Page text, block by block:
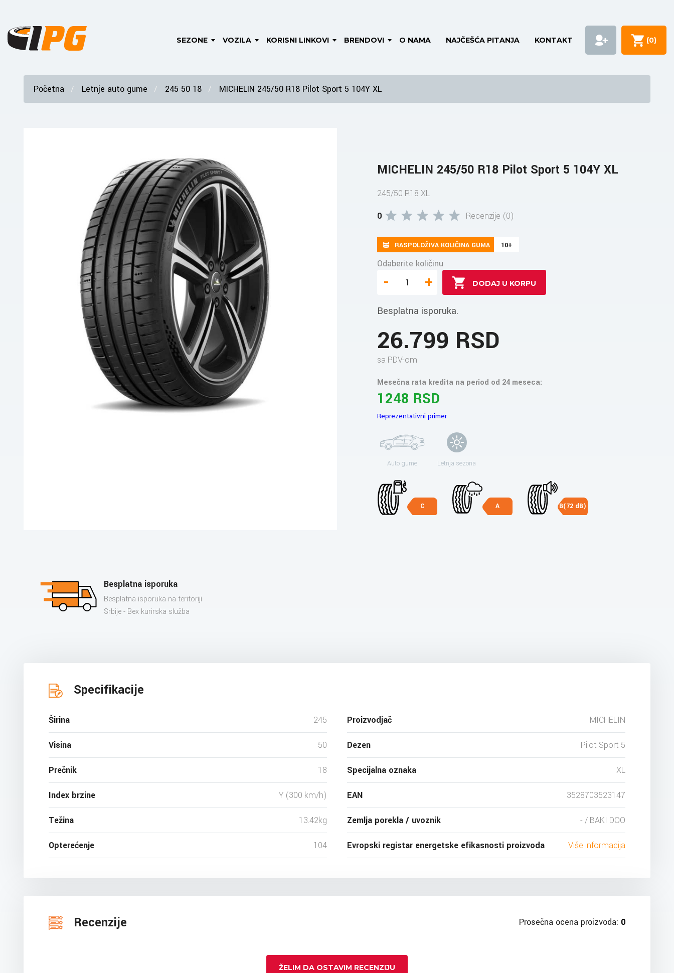
SEZONE VOZILA KORISNI LINKOVI BRENDOVI O NAMA NAJČEŠĆA PITANJA KONTAKT (0)
Početna Letnje auto gume 245 50 18 MICHELIN 245/50 R18 Pilot Sport 5 104Y XL
MICHELIN 245/50 R18 Pilot Sport 5 104Y XL
245/50 R18 XL
0
Recenzije (0)
RASPOLOŽIVA KOLIČINA GUMA 10+
Odaberite količinu
- +
Besplatna isporuka.
26.799 RSD
sa PDV-om
Mesečna rata kredita na period od 24 meseca:
1248 RSD
Reprezentativni primer
Auto gume Letnja sezona
C A B(72 dB)
Besplatna isporuka
Besplatna isporuka na teritoriji
Srbije - Bex kurirska služba
Specifikacije
Širina 245
Visina 50
Prečnik 18
Index brzine Y (300 km/h)
Težina 13.42kg
Opterećenje 104
Proizvodjač MICHELIN
Dezen Pilot Sport 5
Specijalna oznaka XL
EAN 3528703523147
Zemlja porekla / uvoznik - / BAKI DOO
Evropski registar energetske efikasnosti proizvoda Više informacija
Recenzije Prosečna ocena proizvoda: 0
ŽELIM DA OSTAVIM RECENZIJU